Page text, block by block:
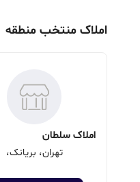
املاک منتخب منطقه
املاک سلطان
تهران، بریانک،